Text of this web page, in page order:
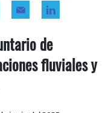
de
fluviales y